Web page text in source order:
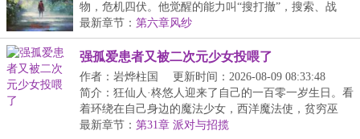
物，危机四伏。他觉醒的能力叫“搜打撤”，搜索、战
斗、...
最新章节： 第六章风纱
强孤爱患者又被二次元少女投喂了
作者：岩烨柱国
更新时间：2026-08-09 08:33:48
简介：狂仙人·柊悠人迎来了自己的一百零一岁生日。看
着环绕在自己身边的魔法少女，西洋魔法使，贫穷巫
女...
最新章节： 第31章 派对与招揽